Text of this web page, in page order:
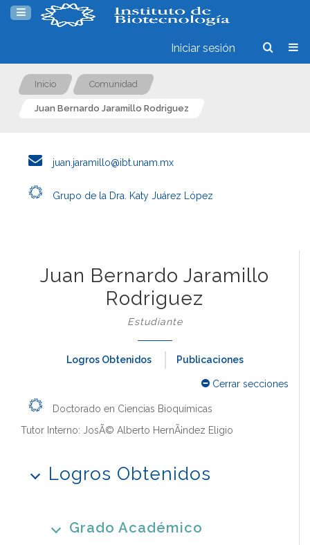
Iniciar sesión
Inicio Comunidad
Juan Bernardo Jaramillo Rodriguez
juan.jaramillo@ibt.unam.mx
Grupo de la Dra. Katy Juárez López
Juan Bernardo Jaramillo
Rodriguez
Estudiante
Logros Obtenidos Publicaciones
Cerrar secciones
Doctorado en Ciencias Bioquímicas
Tutor Interno: JosÃ© Alberto HernÃ¡ndez Eligio
Logros Obtenidos
Grado Académico